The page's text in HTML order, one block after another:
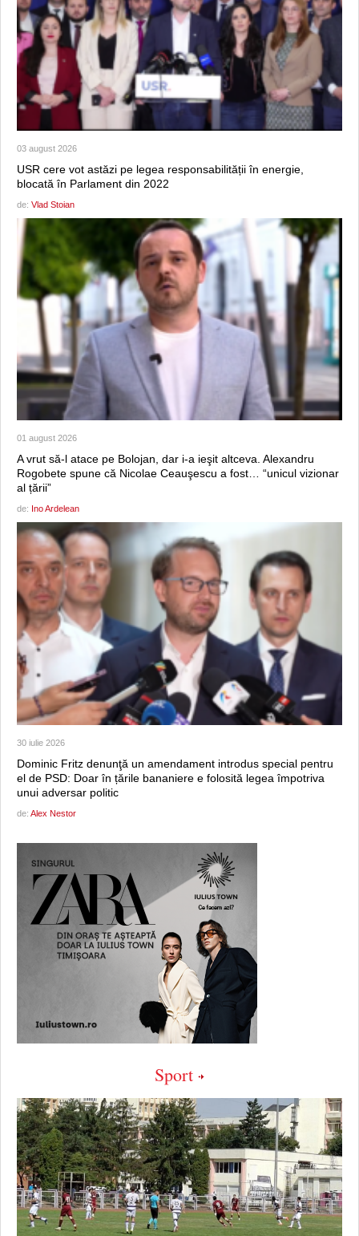
03 august 2026
USR cere vot astăzi pe legea responsabilității în energie,
blocată în Parlament din 2022
de: Vlad Stoian
01 august 2026
A vrut să-l atace pe Bolojan, dar i-a ieşit altceva. Alexandru
Rogobete spune că Nicolae Ceauşescu a fost… “unicul vizionar
al țării”
de: Ino Ardelean
30 iulie 2026
Dominic Fritz denunţă un amendament introdus special pentru
el de PSD: Doar în țările bananiere e folosită legea împotriva
unui adversar politic
de: Alex Nestor
Sport